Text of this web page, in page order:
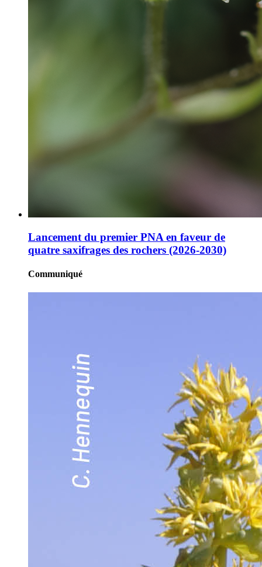
Lancement du premier PNA en faveur de
quatre saxifrages des rochers (2026-2030)
Communiqué